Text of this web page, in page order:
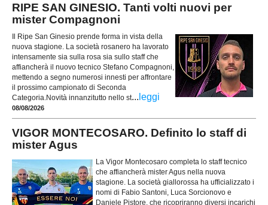
RIPE SAN GINESIO. Tanti volti nuovi per
mister Compagnoni
Il Ripe San Ginesio prende forma in vista della
nuova stagione. La società rosanero ha lavorato
intensamente sia sulla rosa sia sullo staff che
affiancherà il nuovo tecnico Stefano Compagnoni,
mettendo a segno numerosi innesti per affrontare
il prossimo campionato di Seconda
Categoria.Novità innanzitutto nello st... leggi
08/08/2026
VIGOR MONTECOSARO. Definito lo staff di
mister Agus
La Vigor Montecosaro completa lo staff tecnico
che affiancherà mister Agus nella nuova
stagione. La società giallorossa ha ufficializzato i
nomi di Fabio Santoni, Luca Sorcionovo e
Daniele Pistore, che ricopriranno diversi incarichi